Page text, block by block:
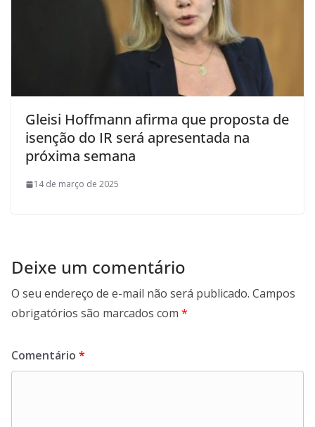
Gleisi Hoffmann afirma que proposta de
isenção do IR será apresentada na
próxima semana
14 de março de 2025
Deixe um comentário
O seu endereço de e-mail não será publicado. Campos
obrigatórios são marcados com *
Comentário *